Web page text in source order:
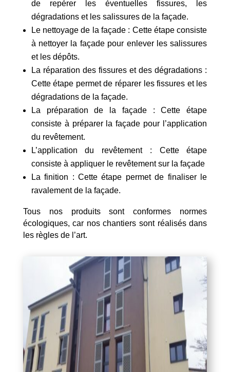
de repérer les éventuelles fissures, les
dégradations et les salissures de la façade.
Le nettoyage de la façade : Cette étape consiste
à nettoyer la façade pour enlever les salissures
et les dépôts.
La réparation des fissures et des dégradations :
Cette étape permet de réparer les fissures et les
dégradations de la façade.
La préparation de la façade : Cette étape
consiste à préparer la façade pour l’application
du revêtement.
L’application du revêtement : Cette étape
consiste à appliquer le revêtement sur la façade
La finition : Cette étape permet de finaliser le
ravalement de la façade.
Tous nos produits sont conformes normes
écologiques, car nos chantiers sont réalisés dans
les règles de l’art.